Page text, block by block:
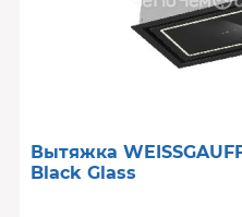
Вытяжка
Black Glass